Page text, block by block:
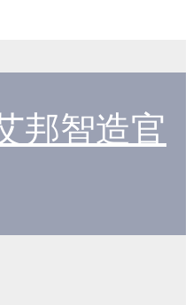
邦智造官